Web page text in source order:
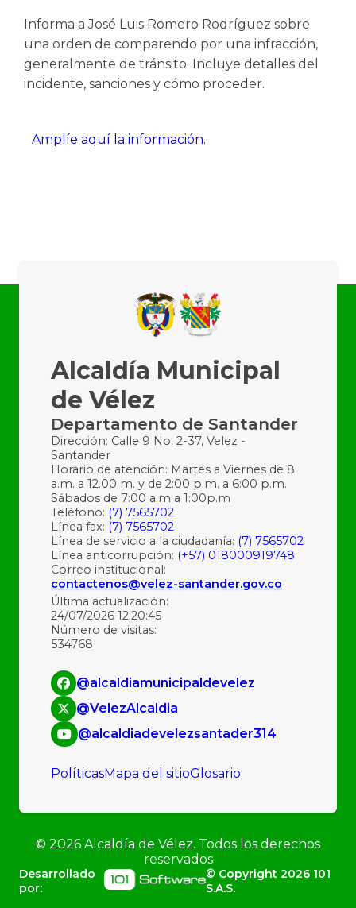
Informa a José Luis Romero Rodríguez sobre
una orden de comparendo por una infracción,
generalmente de tránsito. Incluye detalles del
incidente, sanciones y cómo proceder.
Amplíe aquí la información.​
Alcaldía Municipal
de Vélez
Departamento de Santander
Dirección: Calle 9 No. 2-37, Velez -
Santander
Horario de atención: Martes a Viernes de 8
a.m. a 12.00 m. y de 2:00 p.m. a 6:00 p.m.
Sábados de 7:00 a.m a 1:00p.m
Teléfono: (7) 7565702
Línea fax: (7) 7565702
Línea de servicio a la ciudadanía: (7) 7565702
Línea anticorrupción: (+57) 018000919748
Correo institucional:
contactenos@velez-santander.gov.co
Última actualización:
24/07/2026 12:20:45
Número de visitas:
534768
@alcaldiamunicipaldevelez
@VelezAlcaldia
@alcaldiadevelezsantader314
PolíticasMapa del sitioGlosario
© 2026 Alcaldía de Vélez. Todos los derechos
reservados
Desarrollado
por:
© Copyright2026 101
S.A.S.